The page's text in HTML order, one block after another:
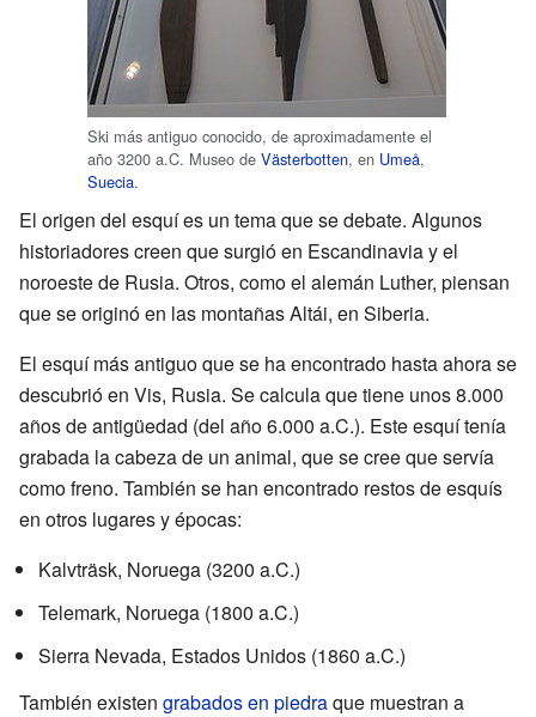
Ski más antiguo conocido, de aproximadamente el
año 3200 a.C. Museo de Västerbotten, en Umeå,
Suecia.
El origen del esquí es un tema que se debate. Algunos
historiadores creen que surgió en Escandinavia y el
noroeste de Rusia. Otros, como el alemán Luther, piensan
que se originó en las montañas Altái, en Siberia.
El esquí más antiguo que se ha encontrado hasta ahora se
descubrió en Vis, Rusia. Se calcula que tiene unos 8.000
años de antigüedad (del año 6.000 a.C.). Este esquí tenía
grabada la cabeza de un animal, que se cree que servía
como freno. También se han encontrado restos de esquís
en otros lugares y épocas:
Kalvträsk, Noruega (3200 a.C.)
Telemark, Noruega (1800 a.C.)
Sierra Nevada, Estados Unidos (1860 a.C.)
También existen grabados en piedraque muestran a